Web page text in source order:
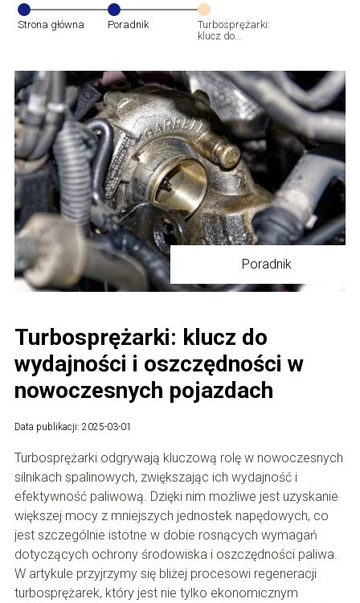
Strona główna Poradnik
Turbosprężarki:
klucz do
nowoczesnych
pojazdach
Poradnik
Turbosprężarki: klucz do
wydajności i oszczędności w
nowoczesnych pojazdach
Data publikacji: 2025-03-01
Turbosprężarki odgrywają kluczową rolę w nowoczesnych
silnikach spalinowych, zwiększając ich wydajność i
efektywność paliwową. Dzięki nim możliwe jest uzyskanie
większej mocy z mniejszych jednostek napędowych, co
jest szczególnie istotne w dobie rosnących wymagań
dotyczących ochrony środowiska i oszczędności paliwa.
W artykule przyjrzymy się bliżej procesowi regeneracji
turbosprężarek, który jest nie tylko ekonomicznym